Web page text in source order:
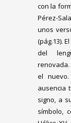
con la
Pérez-
unos
(pág.13).
del
el
ausencia
signo, a
símbolo,